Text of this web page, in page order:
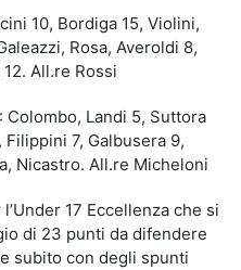
10, Bordiga 15, Violini,
Rosa, Averoldi 8,
All.re Rossi
Landi 5, Suttora
7, Galbusera 9,
Nicastro. All.re Micheloni
17 Eccellenza che si
di 23 punti da difendere
subito con degli spunti